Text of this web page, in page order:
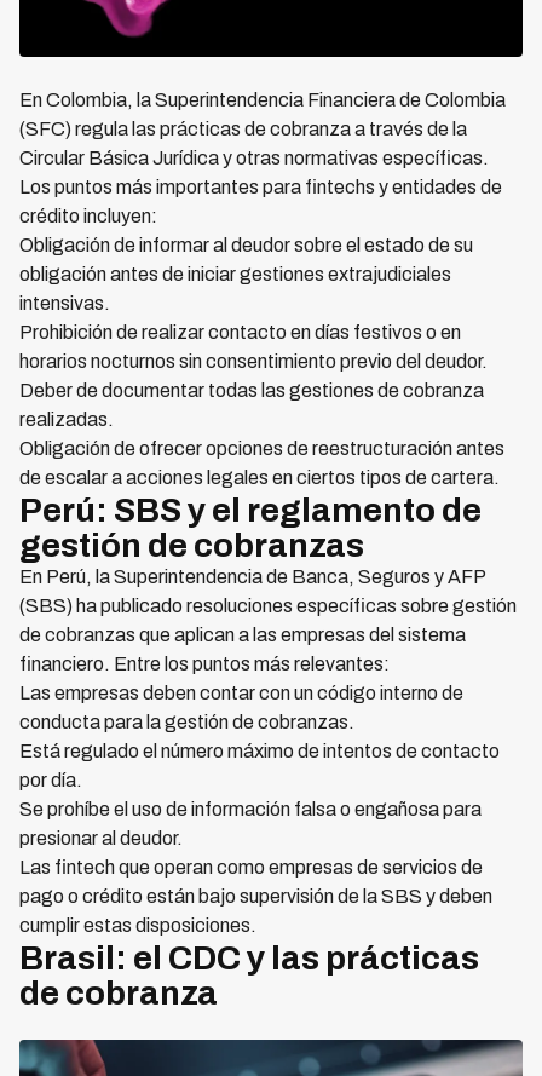
En Colombia, la Superintendencia Financiera de Colombia
(SFC) regula las prácticas de cobranza a través de la
Circular Básica Jurídica y otras normativas específicas.
Los puntos más importantes para fintechs y entidades de
crédito incluyen:
Obligación de informar al deudor sobre el estado de su
obligación antes de iniciar gestiones extrajudiciales
intensivas.
Prohibición de realizar contacto en días festivos o en
horarios nocturnos sin consentimiento previo del deudor.
Deber de documentar todas las gestiones de cobranza
realizadas.
Obligación de ofrecer opciones de reestructuración antes
de escalar a acciones legales en ciertos tipos de cartera.
Perú: SBS y el reglamento de
gestión de cobranzas
En Perú, la Superintendencia de Banca, Seguros y AFP
(SBS) ha publicado resoluciones específicas sobre gestión
de cobranzas que aplican a las empresas del sistema
financiero. Entre los puntos más relevantes:
Las empresas deben contar con un código interno de
conducta para la gestión de cobranzas.
Está regulado el número máximo de intentos de contacto
por día.
Se prohíbe el uso de información falsa o engañosa para
presionar al deudor.
Las fintech que operan como empresas de servicios de
pago o crédito están bajo supervisión de la SBS y deben
cumplir estas disposiciones.
Brasil: el CDC y las prácticas
de cobranza